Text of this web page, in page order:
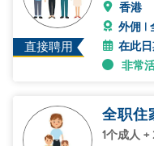
直接聘用
香港
外佣 |
在此
非常
全职住
1个成人